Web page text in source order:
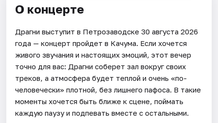
О концерте
Драгни выступит в Петрозаводске 30 августа 2026
года — концерт пройдет в Качума. Если хочется
живого звучания и настоящих эмоций, этот вечер
точно для вас: Драгни соберет зал вокруг своих
треков, а атмосфера будет теплой и очень «по-
человечески» плотной, без лишнего пафоса. В такие
моменты хочется быть ближе к сцене, поймать
каждую паузу и подпевать вместе с остальными.